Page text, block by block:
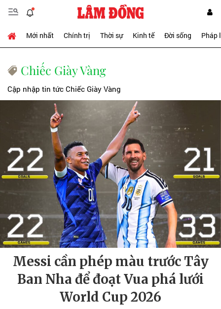
Mới nhất Chính trị Thời sự Kinh tế Đời sống Pháp
Chiếc Giày Vàng
Cập nhập tin tức Chiếc Giày Vàng
Messi cần phép màu trước Tây
Ban Nha để đoạt Vua phá lưới
World Cup 2026